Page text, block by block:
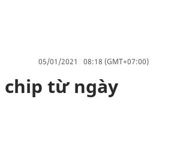
05/01/2021 08:18 (GMT+07:00)
chip từ ngày